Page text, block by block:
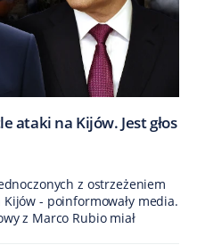
ataki na Kijów. Jest głos
z ostrzeżeniem
- poinformowały media.
z Marco Rubio miał